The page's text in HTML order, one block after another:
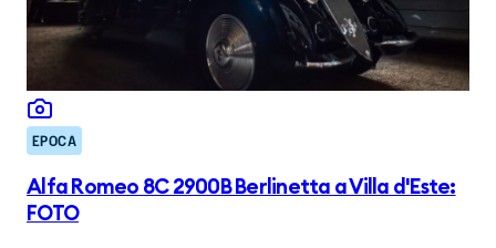
EPOCA
Alfa Romeo 8C 2900B Berlinetta a Villa d'Este:
FOTO